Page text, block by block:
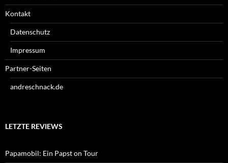
Kontakt
Datenschutz
Impressum
Partner-Seiten
andreschnack.de
LETZTE REVIEWS
Papamobil: Ein Papst on Tour